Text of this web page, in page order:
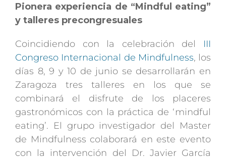
Pionera experiencia de “Mindful eating”
y talleres precongresuales
Coincidiendo con la celebración del III
Congreso Internacional de Mindfulness, los
días 8, 9 y 10 de junio se desarrollarán en
Zaragoza tres talleres en los que se
combinará el disfrute de los placeres
gastronómicos con la práctica de ‘mindful
eating’. El grupo investigador del Master
de Mindfulness colaborará en este evento
con la intervención del Dr. Javier García